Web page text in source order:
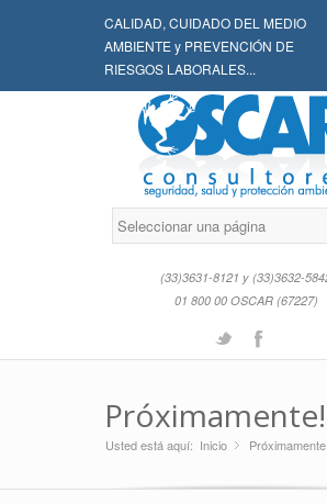
CALIDAD, CUIDADO DEL MEDIO
AMBIENTE y PREVENCIÓN DE
RIESGOS LABORALES...
(33)3631-8121 y (33)3632-
01 800 00 OSCAR (67227)
Twitter
Próximamente!
Usted está aquí: Inicio »
Próximamente!